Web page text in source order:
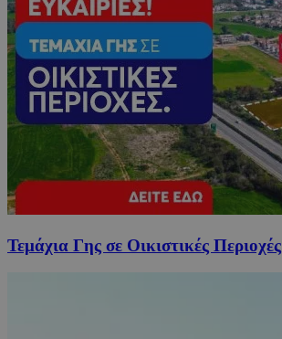
Τεμάχια Γης σε Οικιστικές Περιοχές